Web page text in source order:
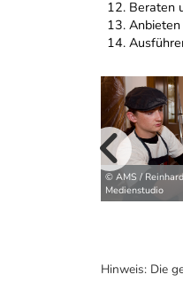
Beraten
© AMS /
Medienstudio
Hinweis: Die